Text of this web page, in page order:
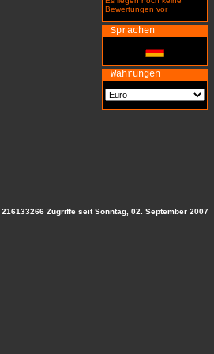
Bewertungen vor
Sprachen
Währungen
216133266 Zugriffe seit Sonntag, 02. September 2007